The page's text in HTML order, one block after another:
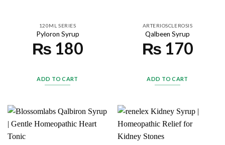
120ML SERIES
Pyloron Syrup
₨ 180
ADD TO CART
ARTERIOSCLEROSIS
Qalbeen Syrup
₨ 170
ADD TO CART